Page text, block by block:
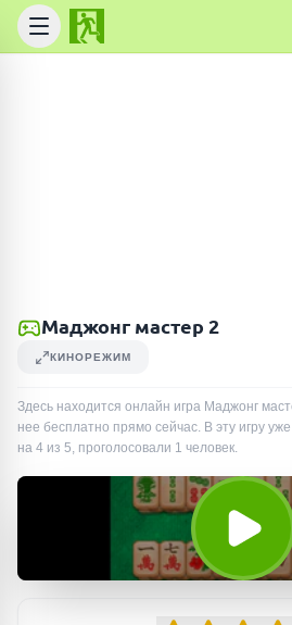
Маджонг мастер 2
КИНОРЕЖИМ
Здесь находится онлайн игра Маджонг
нее бесплатно прямо сейчас. В эту игру
на 4 из 5, проголосовали 1 человек.